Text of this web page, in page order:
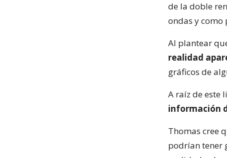
de la doble
ondas y como
Al plantear
realidad
gráficos de
A raíz de este
información
Thomas cree
podrían tener